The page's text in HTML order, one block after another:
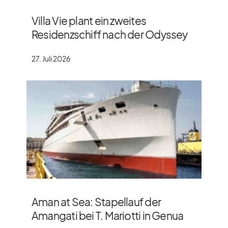
Villa Vie plant ein zweites
Residenzschiff nach der Odyssey
27. Juli 2026
Aman at Sea: Stapellauf der
Amangati bei T. Mariotti in Genua